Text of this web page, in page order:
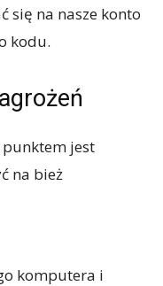
się na nasze konto
kodu.
jest
na bież
komputera i